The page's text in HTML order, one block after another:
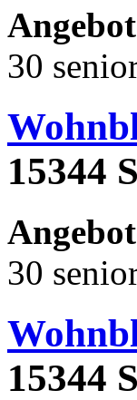
30
15344
30
15344